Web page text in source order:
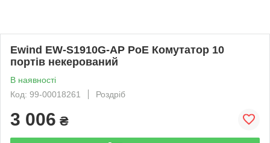
Ewind EW-S1910G-AP PoE Комутатор 10
портів некерований
В наявності
Код: 99-00018261
Роздріб
3 006 ₴